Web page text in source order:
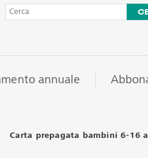
annuale
Carta prepagata bambini 6-16